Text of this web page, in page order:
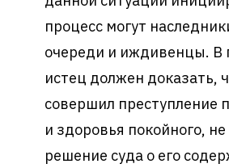
процесс могут
очереди и иждивенцы. В
истец должен доказать,
совершил преступление
и здоровья покойного,
решение суда о его